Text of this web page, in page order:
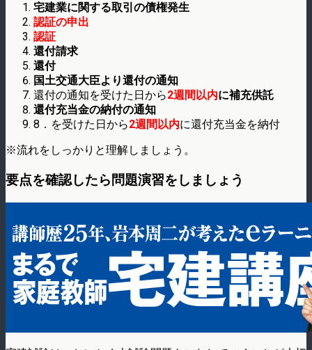
宅建業に関する取引の債権発生
認証の申出
認証
還付請求
還付
国土交通大臣より還付の通知
還付の通知を受けた日から2週間以内に補充供託
還付充当金の納付の通知
8．を受けた日から2週間以内に還付充当金を納付
※流れをしっかりと理解しましょう。
要点を確認したら問題演習をしましょう